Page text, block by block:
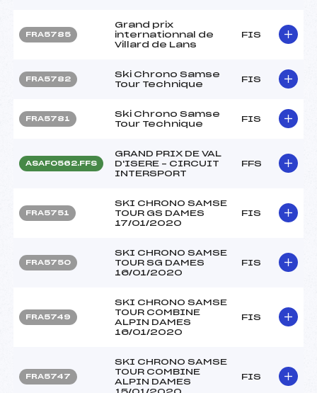
FRA5785
Grand prix
internationnal de
Villard de Lans
FIS
FRA5782
Ski Chrono Samse
Tour Technique
FIS
FRA5781
Ski Chrono Samse
Tour Technique
FIS
ASAF0562.FFS
GRAND PRIX DE VAL
D'ISERE – CIRCUIT
INTERSPORT
FFS
FRA5751
SKI CHRONO SAMSE
TOUR GS DAMES
17/01/2020
FIS
FRA5750
SKI CHRONO SAMSE
TOUR SG DAMES
16/01/2020
FIS
FRA5749
SKI CHRONO SAMSE
TOUR COMBINE
ALPIN DAMES
16/01/2020
FIS
FRA5747
SKI CHRONO SAMSE
TOUR COMBINE
ALPIN DAMES
15/01/2020
FIS